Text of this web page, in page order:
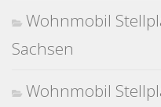
Wohnmobil
Sachsen
Wohnmobil